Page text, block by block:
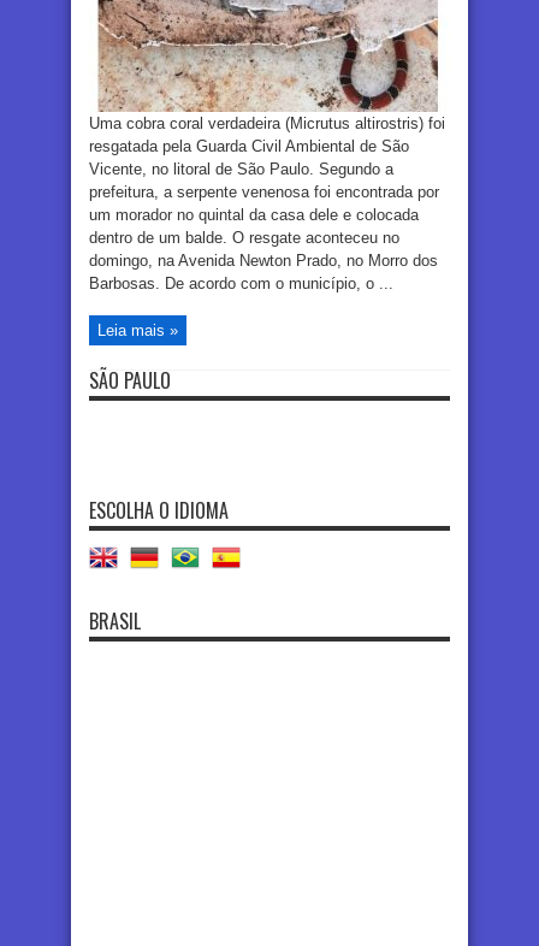
Uma cobra coral verdadeira (Micrutus altirostris) foi
resgatada pela Guarda Civil Ambiental de São
Vicente, no litoral de São Paulo. Segundo a
prefeitura, a serpente venenosa foi encontrada por
um morador no quintal da casa dele e colocada
dentro de um balde. O resgate aconteceu no
domingo, na Avenida Newton Prado, no Morro dos
Barbosas. De acordo com o município, o ...
Leia mais »
SÃO PAULO
ESCOLHA O IDIOMA
BRASIL